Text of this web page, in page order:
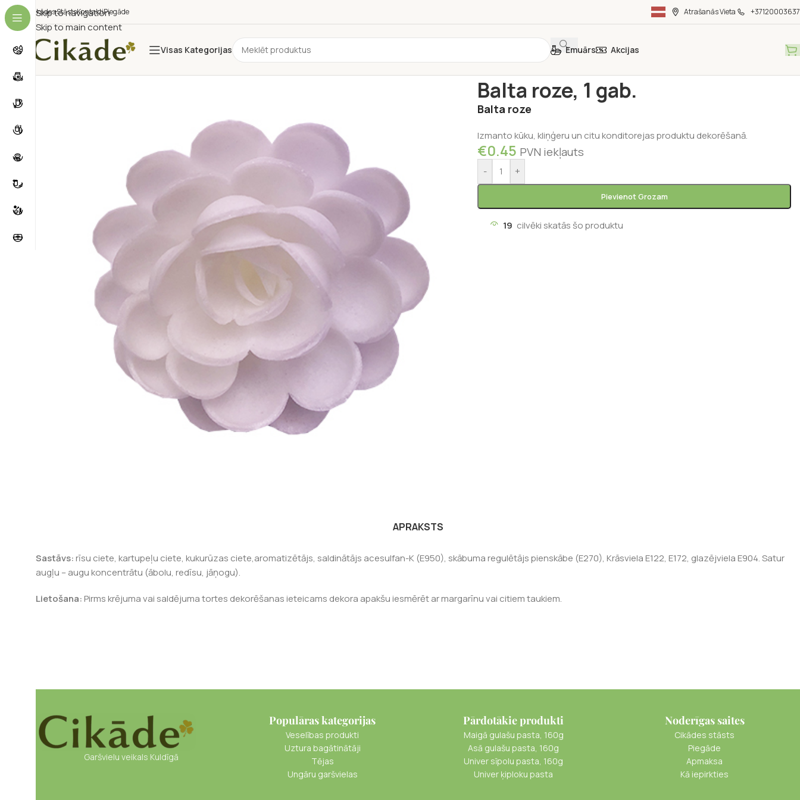
Skip to navigation
Skip to main content
Cikādes StāstsKontaktiPiegāde Atrašanās Vieta +37120003637
Visas Kategorijas Emuārs Akcijas
Balta roze, 1 gab.
Balta roze
Izmanto kūku, kliņģeru un citu konditorejas produktu dekorēšanā.
€0.45 PVN iekļauts
- +
Pievienot Grozam
19 cilvēki skatās šo produktu
APRAKSTS
Sastāvs:rīsu ciete, kartupeļu ciete, kukurūzas ciete,aromatizētājs, saldinātājs acesulfan-K (E950), skābuma regulētājs pienskābe (E270), Krāsviela E122, E172, glazējviela E904. Satur
augļu – augu koncentrātu (ābolu, redīsu, jāņogu).
Lietošana:Pirms krējuma vai saldējuma tortes dekorēšanas ieteicams dekora apakšu iesmērēt ar margarīnu vai citiem taukiem.
Garšvielu veikals Kuldīgā
Populāras kategorijas
Veselības produkti
Uztura bagātinātāji
Tējas
Ungāru garšvielas
Pārdotākie produkti
Maigā gulašu pasta, 160g
Asā gulašu pasta, 160g
Univer sīpolu pasta, 160g
Univer ķiploku pasta
Noderīgas saites
Cikādes stāsts
Piegāde
Apmaksa
Kā iepirkties